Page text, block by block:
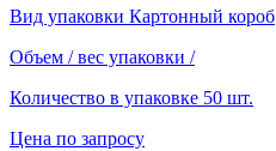
Вид упаковки Картонный короб
Объем / вес упаковки /
Количество в упаковке 50 шт.
Цена по запросу